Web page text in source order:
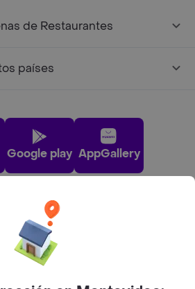
de Restaurantes
países
Google play AppGallery
cerca de ti